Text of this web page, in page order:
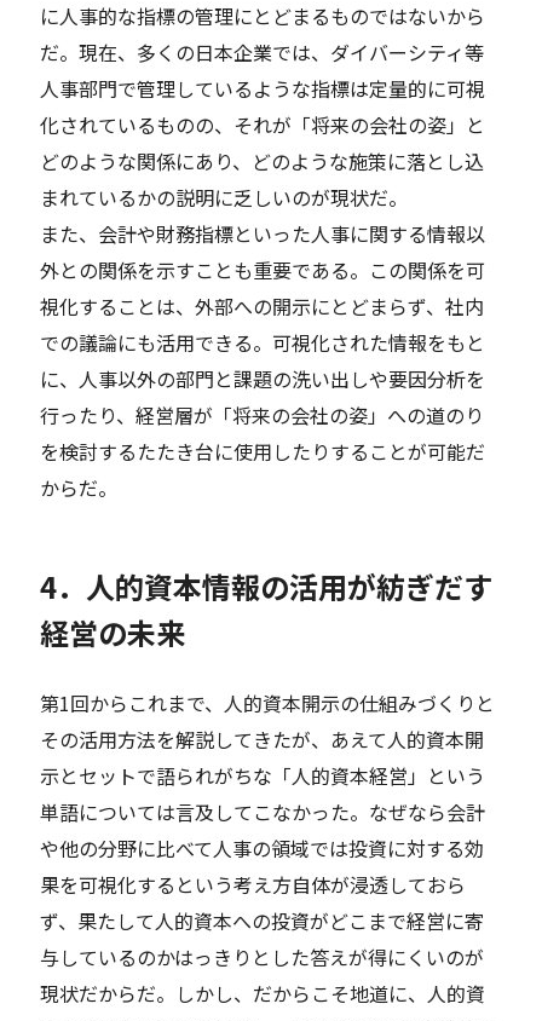
に人事的な指標の管理にとどまるものではないから
だ。現在、多くの日本企業では、ダイバーシティ等
人事部門で管理しているような指標は定量的に可視
化されているものの、それが「将来の会社の姿」と
どのような関係にあり、どのような施策に落とし込
まれているかの説明に乏しいのが現状だ。
また、会計や財務指標といった人事に関する情報以
外との関係を示すことも重要である。この関係を可
視化することは、外部への開示にとどまらず、社内
での議論にも活用できる。可視化された情報をもと
に、人事以外の部門と課題の洗い出しや要因分析を
行ったり、経営層が「将来の会社の姿」への道のり
を検討するたたき台に使用したりすることが可能だ
からだ。
4．人的資本情報の活用が紡ぎだす
経営の未来
第1回からこれまで、人的資本開示の仕組みづくりと
その活用方法を解説してきたが、あえて人的資本開
示とセットで語られがちな「人的資本経営」という
単語については言及してこなかった。なぜなら会計
や他の分野に比べて人事の領域では投資に対する効
果を可視化するという考え方自体が浸透しておら
ず、果たして人的資本への投資がどこまで経営に寄
与しているのかはっきりとした答えが得にくいのが
現状だからだ。しかし、だからこそ地道に、人的資